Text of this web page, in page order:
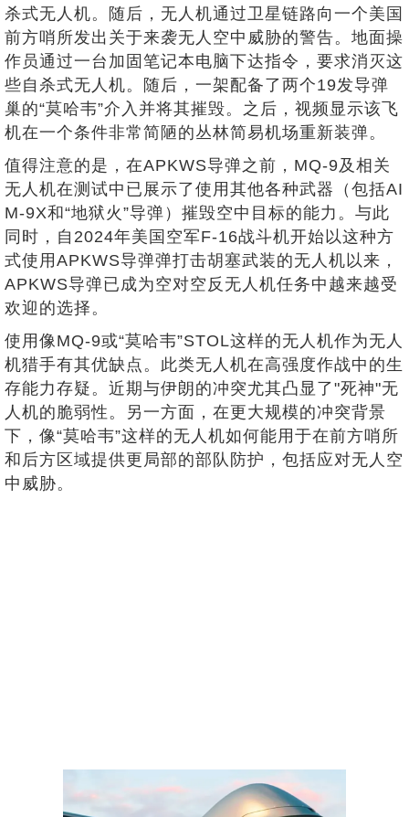
杀式无人机。随后，无人机通过卫星链路向一个美国
前方哨所发出关于来袭无人空中威胁的警告。地面操
作员通过一台加固笔记本电脑下达指令，要求消灭这
些自杀式无人机。随后，一架配备了两个19发导弹
巢的“莫哈韦”介入并将其摧毁。之后，视频显示该飞
机在一个条件非常简陋的丛林简易机场重新装弹。
值得注意的是，在APKWS导弹之前，MQ-9及相关
无人机在测试中已展示了使用其他各种武器（包括AI
M-9X和“地狱火”导弹）摧毁空中目标的能力。与此
同时，自2024年美国空军F-16战斗机开始以这种方
式使用APKWS导弹弹打击胡塞武装的无人机以来，
APKWS导弹已成为空对空反无人机任务中越来越受
欢迎的选择。
使用像MQ-9或“莫哈韦”STOL这样的无人机作为无人
机猎手有其优缺点。此类无人机在高强度作战中的生
存能力存疑。近期与伊朗的冲突尤其凸显了"死神"无
人机的脆弱性。另一方面，在更大规模的冲突背景
下，像“莫哈韦”这样的无人机如何能用于在前方哨所
和后方区域提供更局部的部队防护，包括应对无人空
中威胁。